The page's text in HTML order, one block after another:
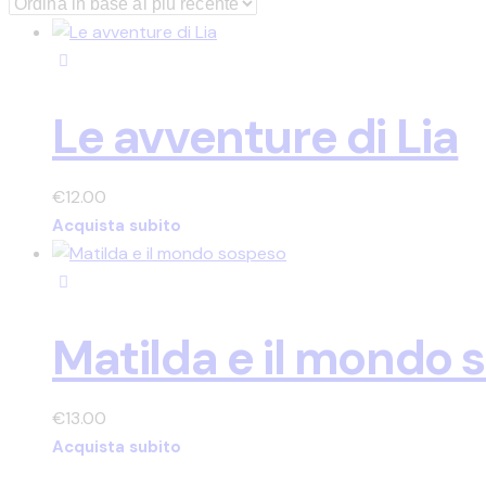
recente
Le avventure di Lia
€12.00
Acquista subito
Matilda e il mondo
€13.00
Acquista subito